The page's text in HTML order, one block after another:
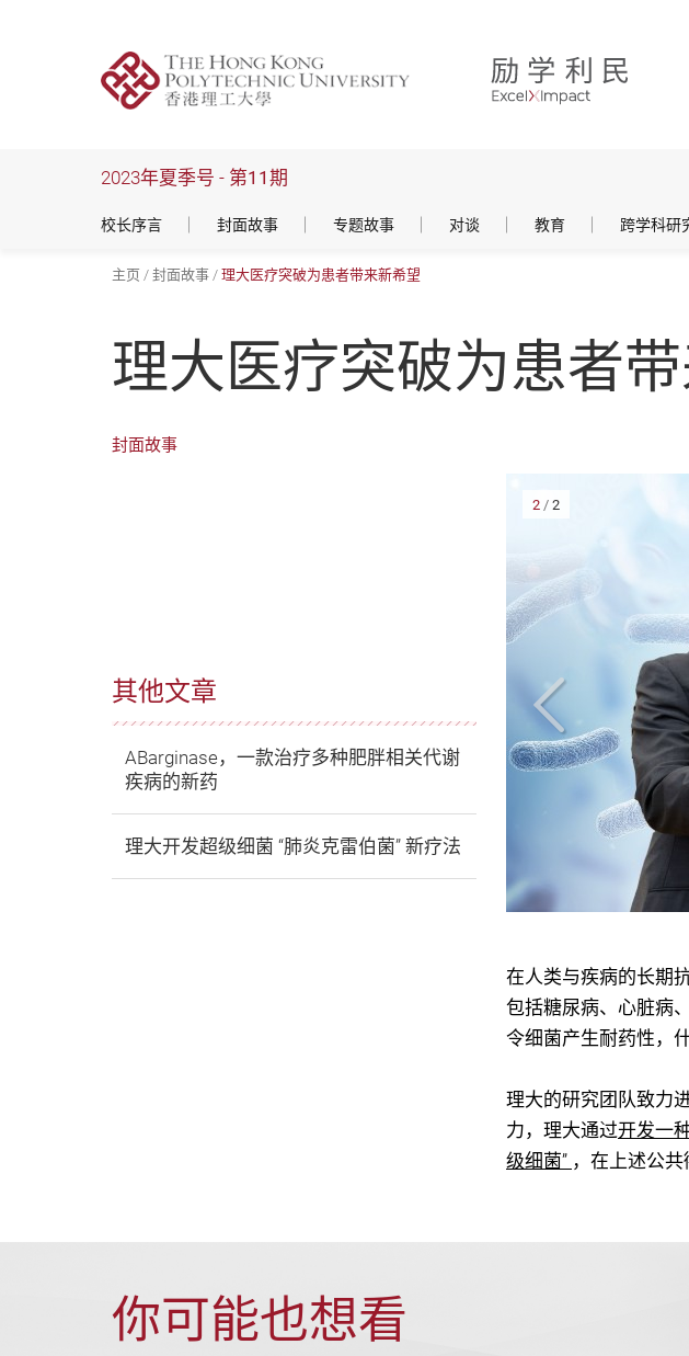
2023年夏季号 - 第11期
校长序言 封面故事 专题故事 对谈 教育 跨学科研
主页 封面故事 理大医疗突破为患者带来新希望
理大医疗突破为患者
封面故事
其他文章
ABarginase，一款治疗多种肥胖相关代谢
疾病的新药
理大开发超级细菌 “肺炎克雷伯菌” 新疗法
放大
2 / 2
在人类与疾病的长期
包括糖尿病、心脏病
令细菌产生耐药性，
理大的研究团队致力
力，理大通过开发一
级细菌” ，在上述公共
你可能也想看